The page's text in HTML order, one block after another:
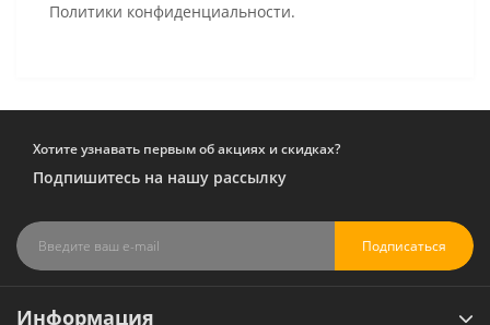
Политики конфиденциальности.
Хотите узнавать первым об акциях и скидках?
Подпишитесь на нашу рассылку
Подписаться
Информация